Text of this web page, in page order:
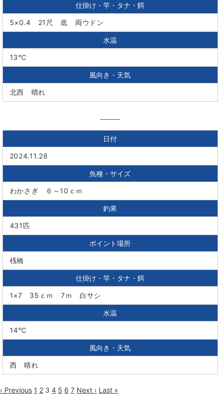
仕掛け・竿・タナ・餌
5×0.4 21尺 底 両ウドン
水温
13℃
風向き・天気
北西 晴れ
日付
2024.11.28
魚種・サイズ
わかさぎ ６～10ｃｍ
釣果
431匹
ポイント場所
桟橋
仕掛け・竿・タナ・餌
1×7 35ｃｍ 7ｍ 白サシ
水温
14℃
風向き・天気
西 晴れ
‹ Previous 1 2 3 4 5 6 7 Next › Last »